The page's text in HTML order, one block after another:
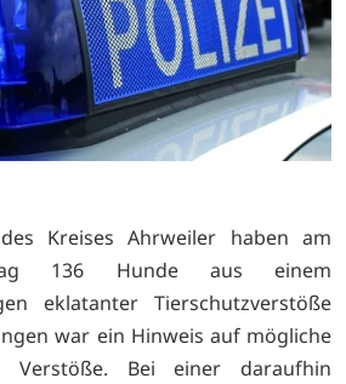
Kreises Ahrweiler haben am
136 Hunde aus einem
eklatanter Tierschutzverstöße
war ein Hinweis auf mögliche
Verstöße. Bei einer daraufhin